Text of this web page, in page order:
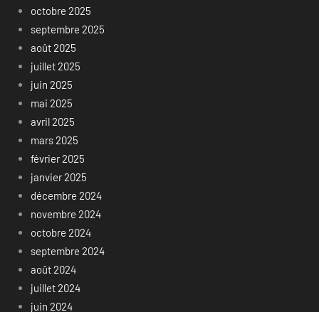
octobre 2025
septembre 2025
août 2025
juillet 2025
juin 2025
mai 2025
avril 2025
mars 2025
février 2025
janvier 2025
décembre 2024
novembre 2024
octobre 2024
septembre 2024
août 2024
juillet 2024
juin 2024